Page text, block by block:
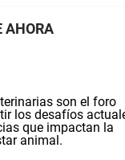
AHORA